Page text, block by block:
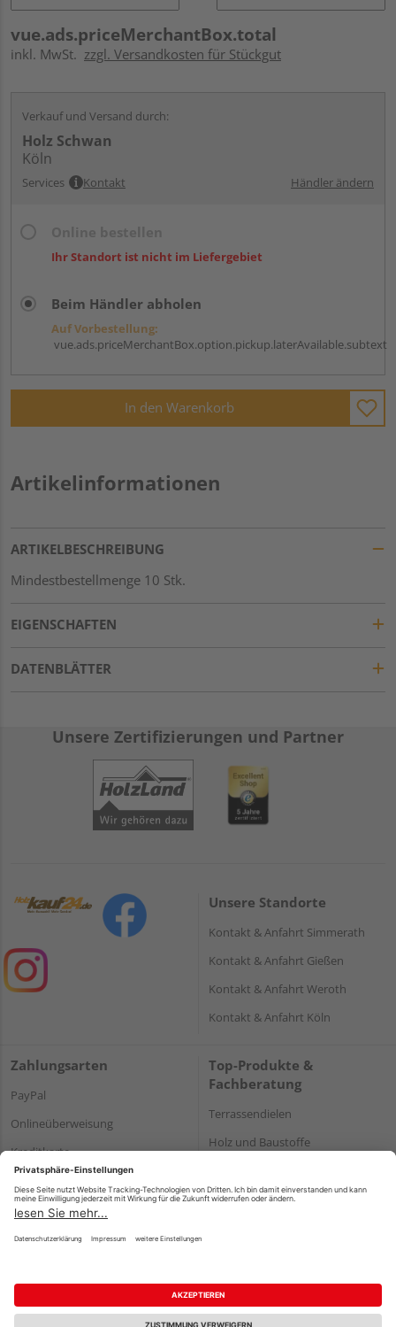
vue.ads.priceMerchantBox.total
inkl. MwSt. zzgl. Versandkosten für Stückgut
Verkauf und Versand durch:
Holz Schwan
Köln
Services Kontakt Händler ändern
Ihr Standort ist nicht im Liefergebiet
Beim Händler abholen
Auf Vorbestellung:
vue.ads.priceMerchantBox.option.pickup.laterAvailable.subtext
In den Warenkorb
Artikelinformationen
ARTIKELBESCHREIBUNG
Mindestbestellmenge 10 Stk.
EIGENSCHAFTEN
DATENBLÄTTER
Unsere Zertifizierungen und Partner
Unsere Standorte
Kontakt & Anfahrt Simmerath
Kontakt & Anfahrt Gießen
Kontakt & Anfahrt Weroth
Kontakt & Anfahrt Köln
Zahlungsarten
PayPal
Onlineüberweisung
Kreditkarte
Rechnung*
*Bonität vorausgesetzt
Top-Produkte &
Fachberatung
Terrassendielen
Holz und Baustoffe
Impressum Datenschutz AGB
Barrierefreiheitserklärung
Vertrag widerrufen